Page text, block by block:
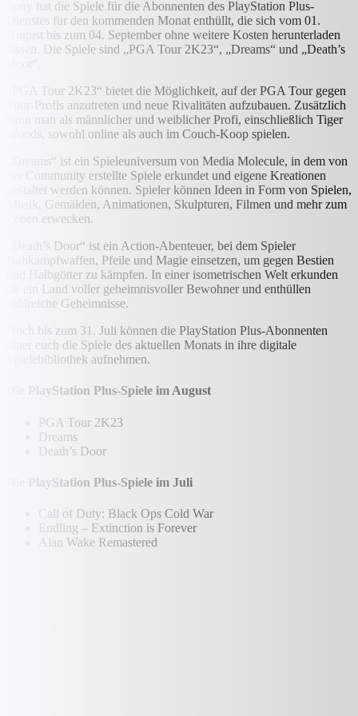
Sony hat die Spiele für die Abonnenten des PlayStation Plus-
Dienstes für den kommenden Monat enthüllt, die sich vom 01.
August bis zum 04. September ohne weitere Kosten herunterladen
lassen. Die Spiele sind „PGA Tour 2K23“, „Dreams“ und „Death’s
„PGA Tour 2K23“ bietet die Möglichkeit, auf der PGA Tour gegen
Tour-Profis anzutreten und neue Rivalitäten aufzubauen. Zusätzlich
kann man als männlicher und weiblicher Profi, einschließlich Tiger
Woods, sowohl online als auch im Couch-Koop spielen.
„Dreams“ ist ein Spieleuniversum von Media Molecule, in dem von
der Community erstellte Spiele erkundet und eigene Kreationen
gestaltet werden können. Spieler können Ideen in Form von Spielen,
Musik, Gemälden, Animationen, Skulpturen, Filmen und mehr zum
Leben erwecken.
„Death’s Door“ ist ein Action-Abenteuer, bei dem Spieler
Nahkampfwaffen, Pfeile und Magie einsetzen, um gegen Bestien
und Halbgötter zu kämpfen. In einer isometrischen Welt erkunden
sie ein Land voller geheimnisvoller Bewohner und enthüllen
zahlreiche Geheimnisse.
Noch bis zum 31. Juli können die PlayStation Plus-Abonnenten
unter euch die Spiele des aktuellen Monats in ihre digitale
Spielebibliothek aufnehmen.
Die PlayStation Plus-Spiele im August
PGA Tour 2K23
Dreams
Death’s Door
Die PlayStation Plus-Spiele im Juli
Call of Duty: Black Ops Cold War
Endling – Extinction is Forever
Alan Wake Remastered